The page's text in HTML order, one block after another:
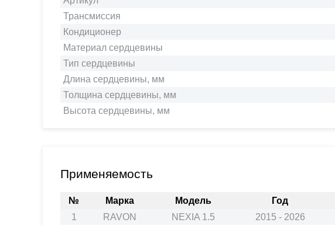
Трансмиссия
Кондиционер
Материал сердцевины
Тип сердцевины
Длина сердцевины, мм
Толщина сердцевины, мм
Высота сердцевины, мм
Применяемость
№ Марка Модель Год
1
RAVON NEXIA 1.5 2015 - 2026